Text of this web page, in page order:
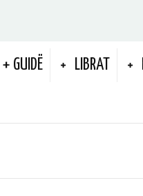
+ GUIDË LIBRAT